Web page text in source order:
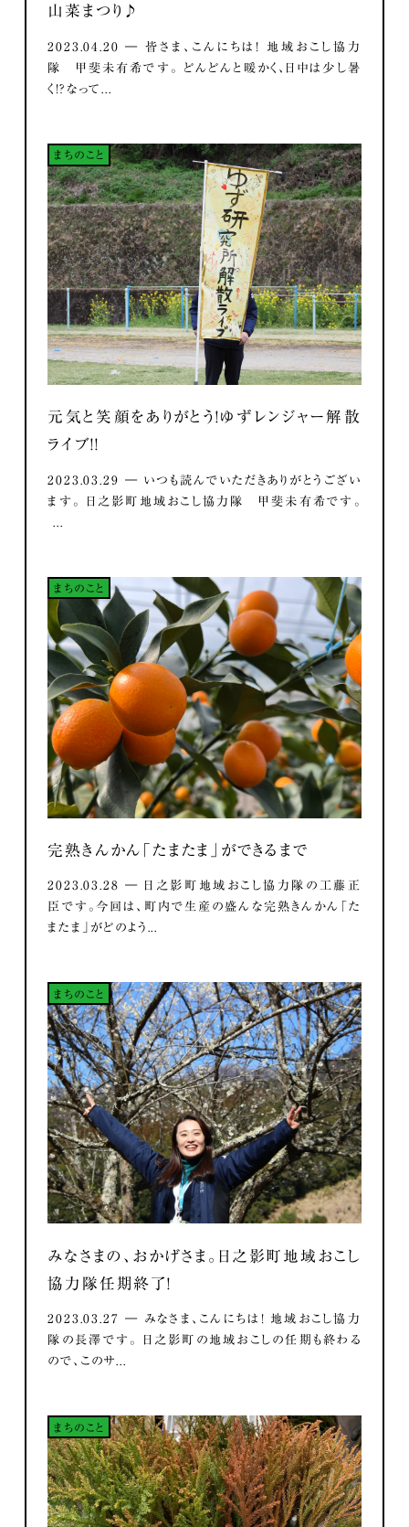
山菜まつり♪
2023.04.20 ― 皆さま、こんにちは！ 地域おこし協力
隊 甲斐未有希です。 どんどんと暖かく、日中は少し暑
く！？なって...
まちのこと
元気と笑顔をありがとう！ゆずレンジャー解散
ライブ！！
2023.03.29 ― いつも読んでいただきありがとうござい
ます。 日之影町地域おこし協力隊 甲斐未有希です。
まちのこと
完熟きんかん「たまたま」ができるまで
2023.03.28 ― 日之影町地域おこし協力隊の工藤正
臣です。今回は、町内で生産の盛んな完熟きんかん「た
またま」がどのよう...
まちのこと
みなさまの、おかげさま。日之影町地域おこし
協力隊任期終了！
2023.03.27 ― みなさま、こんにちは！ 地域おこし協力
隊の長澤です。 日之影町の地域おこしの任期も終わる
ので、このサ...
まちのこと